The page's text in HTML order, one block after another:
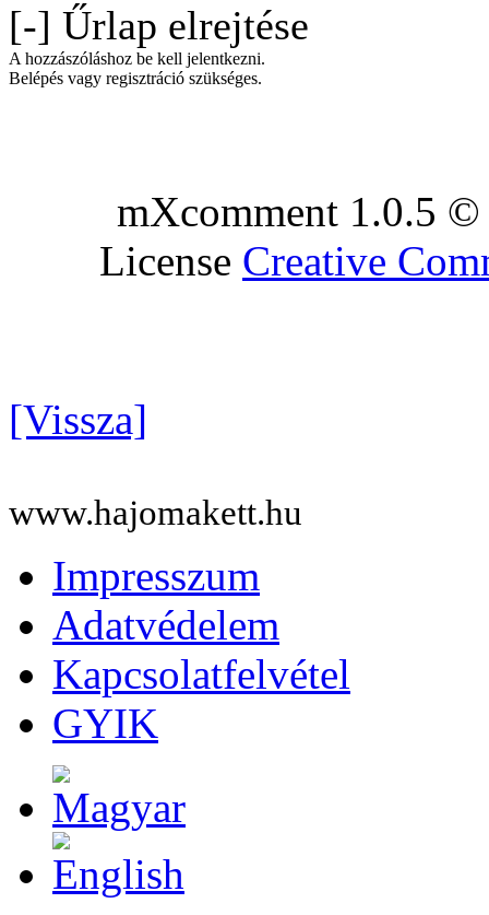
[-] Űrlap elrejtése
A hozzászóláshoz be kell jelentkezni.
Belépés vagy regisztráció szükséges.
mXcomment 1.0.5
License Creative
[Vissza]
www.hajomakett.hu
Impresszum
Adatvédelem
Kapcsolatfelvétel
GYIK